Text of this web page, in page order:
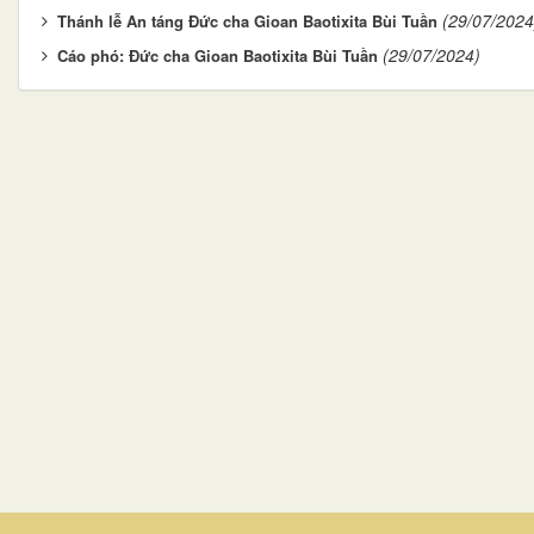
Thánh lễ An táng Đức cha Gioan Baotixita Bùi Tuần (29/07/
Cáo phó: Đức cha Gioan Baotixita Bùi Tuần (29/07/2024)